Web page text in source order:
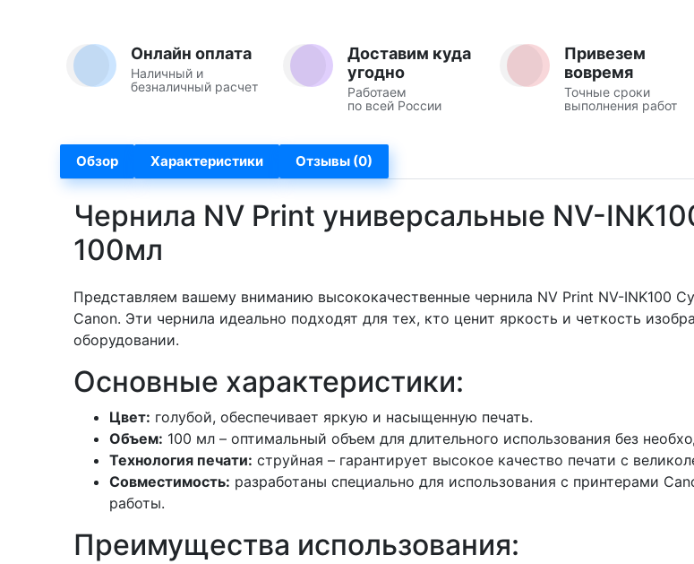
Онлайн оплата
Наличный и
безналичный расчет
Доставим куда
угодно
Работаем
по всей России
Привезем
вовремя
Точные сроки
выполнения работ
Обзор Характеристики Отзывы (0)
Чернила NV Print универсальные NV-
100мл
Представляем вашему вниманию высококачественные чернила NV Print NV-INK100
Canon. Эти чернила идеально подходят для тех, кто ценит яркость и четкость
оборудовании.
Основные характеристики:
Цвет: голубой, обеспечивает яркую и насыщенную печать.
Объем: 100 мл – оптимальный объем для длительного использования без
Технология печати: струйная – гарантирует высокое качество печати с
Совместимость: разработаны специально для использования с принтерами
работы.
Преимущества использования: